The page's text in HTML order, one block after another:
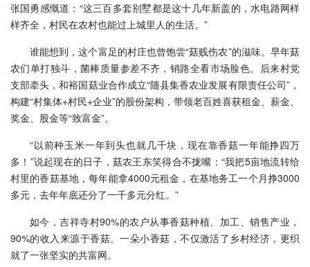
张国勇感慨道：“这三百多套别墅都是这十几年新盖的，水电路网样
样齐全，村民在农村也能过上城里人的生活。”
谁能想到，这个富足的村庄也曾饱尝“菇贱伤农”的滋味。早年菇
农们单打独斗，菌棒质量参差不齐，销路全看市场脸色。后来村党
支部牵头，和裕国菇业合作成立“随县集香农业发展有限责任公司”，
构建“村集体+村民+企业”的股份架构，带领老百姓喜获租金、薪金、
奖金、股金等“致富金”。
“以前种玉米一年到头也就几千块，现在靠香菇一年能挣四万
多！”说起现在的日子，菇农王东笑得合不拢嘴：“我把5亩地流转给
村里的香菇基地，每年能拿4000元租金，在基地务工一个月挣3000
多元，去年年底还分了一千多元分红。”
如今，吉祥寺村90%的农户从事香菇种植、加工、销售产业，
90%的收入来源于香菇。一朵小香菇，不仅激活了乡村经济，更织
就了一张坚实的共富网。